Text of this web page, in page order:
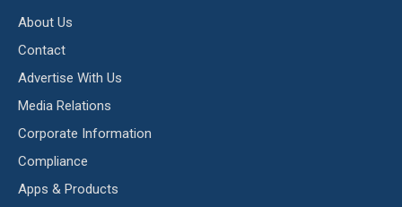
About Us
Contact
Advertise With Us
Media Relations
Corporate Information
Compliance
Apps & Products